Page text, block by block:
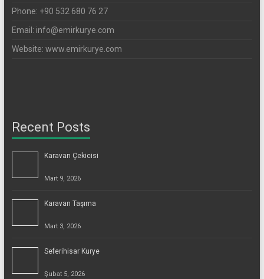
Phone: +90 532 680 76 27
Email: info@emirkurye.com
Website: www.emirkurye.com
Recent Posts
Karavan Çekicisi
Mart 9, 2026
Karavan Taşıma
Mart 3, 2026
Seferihisar Kurye
Şubat 5, 2026